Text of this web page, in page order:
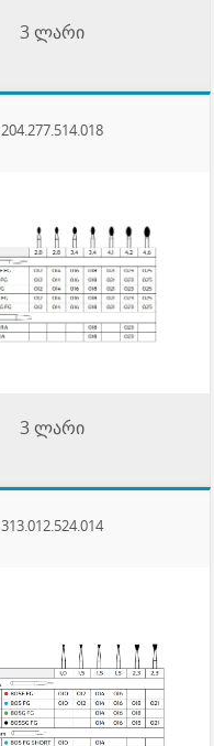
3 ლარი
204.277.514.018
3 ლარი
313.012.524.014